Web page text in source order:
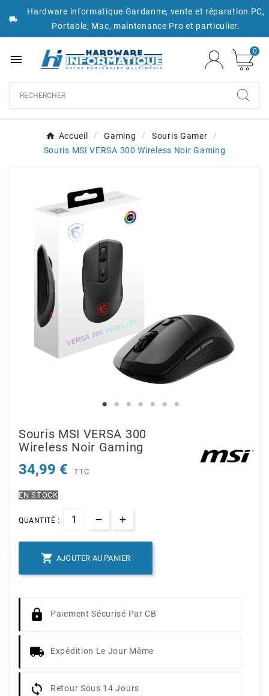

Hardware informatique Gardanne, vente et réparation PC,
Portable, Mac, maintenance Pro et particulier.

0
Accueil Gaming
Souris Gamer
Souris MSI VERSA 300 Wireless Noir Gaming
Souris MSI VERSA 300
Wireless Noir Gaming
34,99 € TTC
EN STOCK
QUANTITÉ :
 AJOUTER AU PANIER
Paiement Sécurisé Par CB
Expédition Le Jour Même
Retour Sous 14 Jours